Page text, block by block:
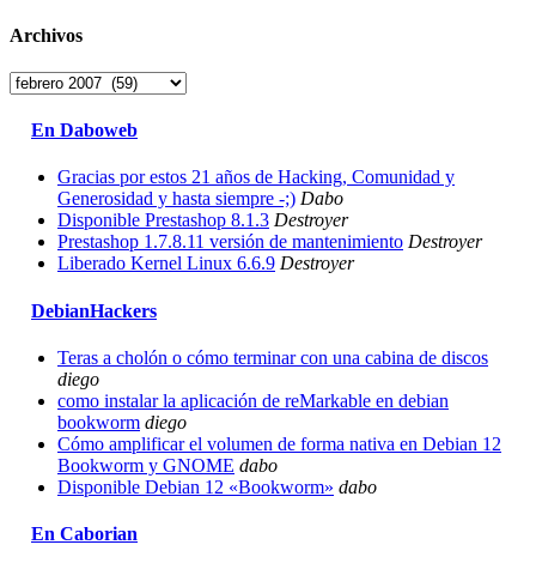
Archivos
Archivos
En Daboweb
Gracias por estos 21 años de Hacking, Comunidad y
Generosidad y hasta siempre -;) Dabo
Disponible Prestashop 8.1.3 Destroyer
Prestashop 1.7.8.11 versión de mantenimiento Destroyer
Liberado Kernel Linux 6.6.9 Destroyer
DebianHackers
Teras a cholón o cómo terminar con una cabina de discos
diego
como instalar la aplicación de reMarkable en debian
bookworm diego
Cómo amplificar el volumen de forma nativa en Debian 12
Bookworm y GNOME dabo
Disponible Debian 12 «Bookworm» dabo
En Caborian